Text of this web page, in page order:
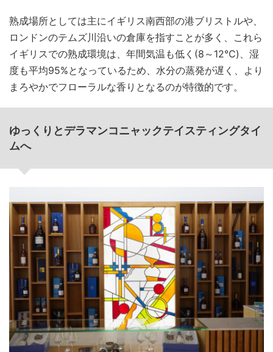
熟成場所としては主にイギリス南西部の港ブリストルや、
ロンドンのテムズ川沿いの倉庫を指すことが多く、これら
イギリスでの熟成環境は、年間気温も低く(8～12℃)、湿
度も平均95%となっているため、水分の蒸発が遅く、より
まろやかでフローラルな香りとなるのが特徴的です。
ゆっくりとデラマンコニャックテイスティングタイ
ムへ